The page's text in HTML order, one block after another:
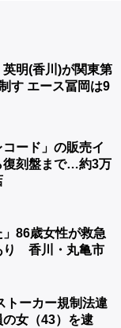
明(香川)が関東第
す エース冨岡は9
ード」の販売イ
刻盤まで…約3万
」86歳女性が救急
香川・丸亀市
トーカー規制法違
女（43）を逮